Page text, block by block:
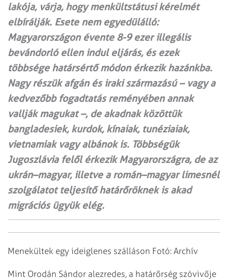
lakója, várja, hogy menkültstátusi kérelmét
elbírálják. Esete nem egyedülálló:
Magyarországon évente 8-9 ezer illegális
bevándorló ellen indul eljárás, és ezek
többsége határsértő módon érkezik hazánkba.
Nagy részük afgán és iraki származású – vagy a
kedvezőbb fogadtatás reményében annak
vallják magukat –, de akadnak közöttük
bangladesiek, kurdok, kínaiak, tunéziaiak,
vietnamiak vagy albánok is. Többségük
Jugoszlávia felől érkezik Magyarországra, de az
ukrán–magyar, illetve a román–magyar limesnél
szolgálatot teljesítő határőröknek is akad
migrációs ügyük elég.
Menekültek egy ideiglenes szálláson Fotó: Archív
Mint Orodán Sándor alezredes, a határőrség szóvivője